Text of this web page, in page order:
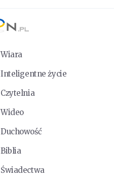
Wiara
Inteligentne życie
Czytelnia
Wideo
Duchowość
Biblia
Świadectwa